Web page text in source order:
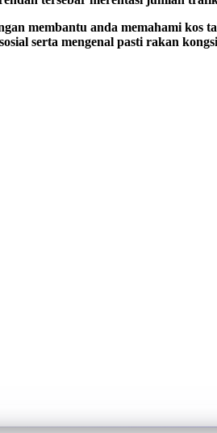
membantu anda memahami kos
serta mengenal pasti rakan